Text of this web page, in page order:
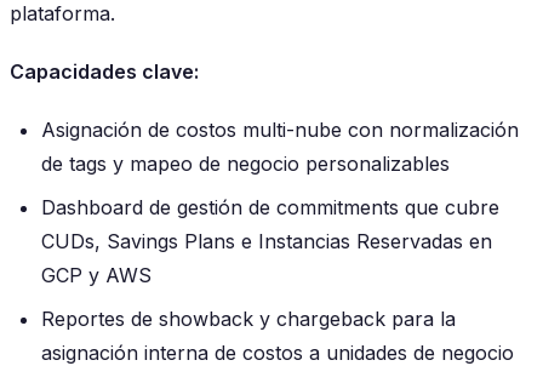
plataforma.
Capacidades clave:
Asignación de costos multi-nube con normalización
de tags y mapeo de negocio personalizables
Dashboard de gestión de commitments que cubre
CUDs, Savings Plans e Instancias Reservadas en
GCP y AWS
Reportes de showback y chargeback para la
asignación interna de costos a unidades de negocio